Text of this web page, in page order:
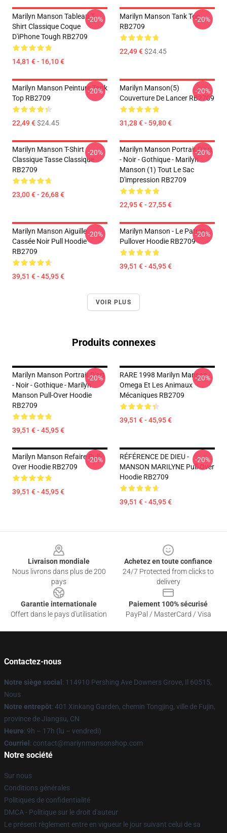
Marilyn Manson Tableau T-
Shirt Classique Coque
D'iPhone Tough RB2709
14,81 € - 16,10 €
-20%
Marilyn Manson Tank Top
RB2709
22,49 €$24.45
-20%
Marilyn Manson Peinture Tank
Top RB2709
22,49 €$24.45
-20%
Marilyn Manson(5)
Couverture De Lancer RB2709
31,28 € - 59,80 €
-20%
Marilyn Manson T-Shirt
Classique Tasse Classique
RB2709
23,00 € - 26,68 €
-20%
Marilyn Manson Portrait D'art
- Noir - Gothique - Marilyn
Manson (1) Tout Le Sac
D'impression RB2709
22,95 € - 27,55 €
-20%
Marilyn Manson Aiguille
Cassée Noir Pull Hoodie
RB2709
39,51 € - 45,95 €
-20%
Marilyn Manson - Le Patron
Pullover Hoodie RB2709
39,51 € - 45,95 €
-20%
VOIR PLUS
Produits connexes
Marilyn Manson Portrait D'art
- Noir - Gothique - Marilyn
Manson Pull-Over Hoodie
RB2709
39,51 € - 45,95 €
-20%
RARE 1998 Marilyn Manson -
Omega Et Les Animaux
Mécaniques RB2709
39,51 € - 45,95 €
-20%
Marilyn Manson Refaire Pull-
Over Hoodie RB2709
39,51 € - 45,95 €
-20%
RÉFÉRENCE DE DIEU -
MANSON MARILYNE Pull-Over
Hoodie RB2709
39,51 € - 45,95 €
-20%
Livraison mondiale
Nous livrons dans plus de 200
pays
Achetez en toute confiance
24/7 Protected from clicks to
delivery
Garantie internationale
Offert dans le pays d'utilisation
Paiement 100% sécurisé
PayPal / MasterCard / Visa
Contactez-nous
Notre siège social : 114910 Pershing Ave Downers Grove, Il 60515,
Nous
Notre entrepôt: 401 Xinkang Garden, chemin Tongjing, ville de Fujin,
province de Jiangsu, CN
Heure: 9h – 17h (lu – vendredi)
Courriel : contact@mariynmansonshop.com
Notre société
Sur nous
Conditions générales
Politiques de confidentialité
DMCA - Politique sur le droit d'auteur
Le présent règlement entre en vigueur le jour suivant celui de sa